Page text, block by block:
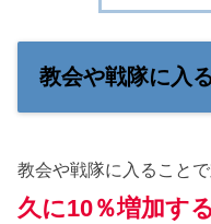
教会や戦隊に入る
教会や戦隊に入ること
久に10％増加す